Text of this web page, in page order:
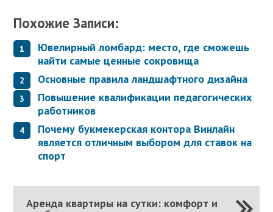
Похожие Записи:
Ювелирный ломбард: место, где сможешь
найти самые ценные сокровища
Основные правила ландшафтного дизайна
Повышение квалификации педагогических
работников
Почему букмекерская контора Винлайн
является отличным выбором для ставок на
спорт
Аренда квартиры на сутки: комфорт и